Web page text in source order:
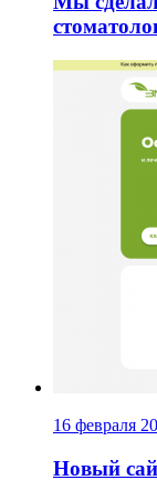
16 февраля
Новый